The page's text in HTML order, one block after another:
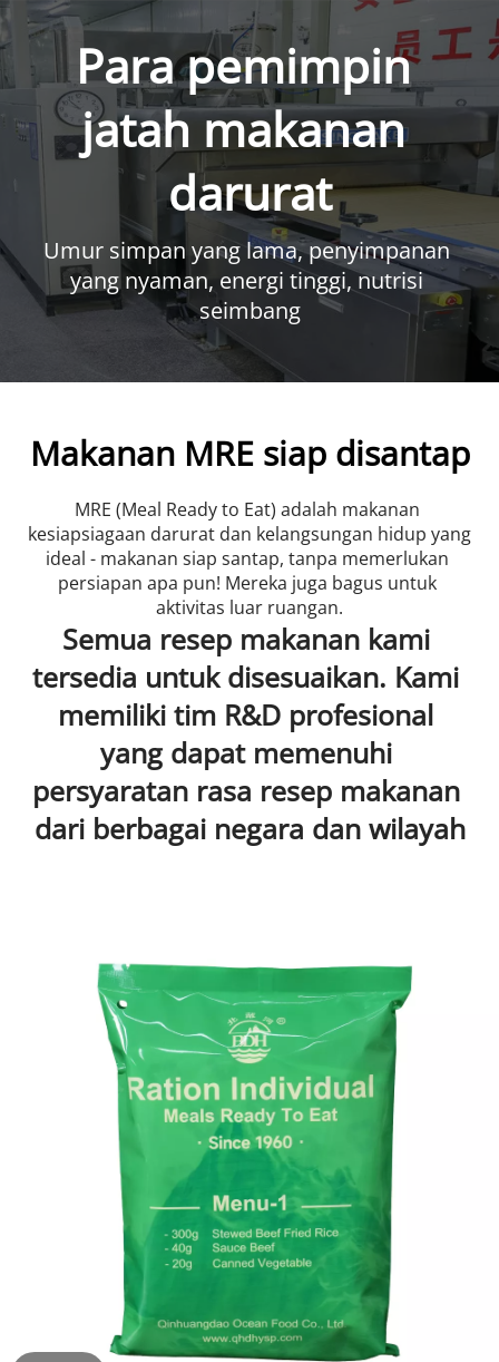
Para pemimpin
jatah makanan
darurat
Umur simpan yang lama, penyimpanan
yang nyaman, energi tinggi, nutrisi
seimbang
Makanan MRE siap disantap
MRE (Meal Ready to Eat) adalah makanan
kesiapsiagaan darurat dan kelangsungan hidup yang
ideal - makanan siap santap, tanpa memerlukan
persiapan apa pun! Mereka juga bagus untuk
aktivitas luar ruangan.
Semua resep makanan kami
tersedia untuk disesuaikan. Kami
memiliki tim R&D profesional
yang dapat memenuhi
persyaratan rasa resep makanan
dari berbagai negara dan wilayah